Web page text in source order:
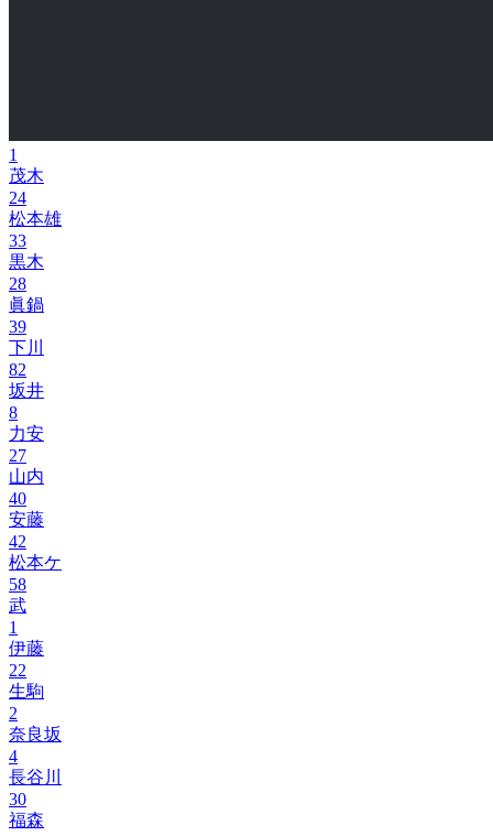
1
茂木
24
松本雄
33
黒木
28
眞鍋
39
下川
82
坂井
8
力安
27
山内
40
安藤
42
松本ケ
58
武
1
伊藤
22
生駒
2
奈良坂
4
長谷川
30
福森